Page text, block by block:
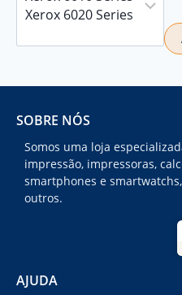
SOBRE NÓS
Somos uma loja
impressão, impressoras,
smartphones e
outros.
AJUDA